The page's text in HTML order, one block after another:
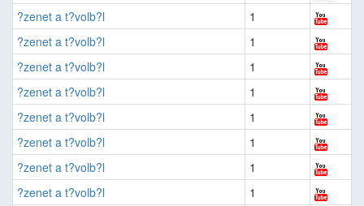
?zenet a t?volb?l
1
?zenet a t?volb?l
1
?zenet a t?volb?l
1
?zenet a t?volb?l
1
?zenet a t?volb?l
1
?zenet a t?volb?l
1
?zenet a t?volb?l
1
?zenet a t?volb?l
1